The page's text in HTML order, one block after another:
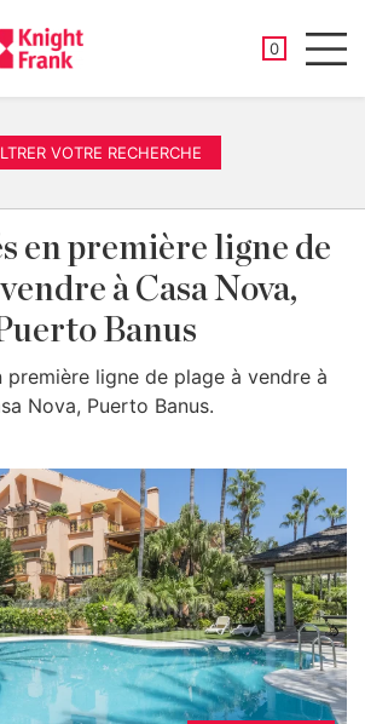
0
VOTRE RECHERCHE
en première ligne de
à Casa Nova,
Banus
ligne de plage à vendre à
Nova, Puerto Banus.